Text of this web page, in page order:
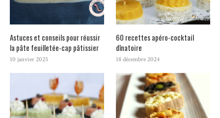
Astuces et conseils pour réussir
la pâte feuilletée-cap pâtissier
10 janvier 2025
60 recettes apéro-cocktail
dînatoire
18 décembre 2024